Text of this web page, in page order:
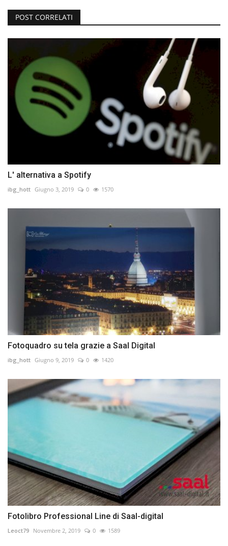
POST CORRELATI
L' alternativa a Spotify
ibg_hott Giugno 3, 2019 0 1570
Fotoquadro su tela grazie a Saal Digital
ibg_hott Giugno 9, 2019 0 1420
Fotolibro Professional Line di Saal-digital
Leoct79 Novembre 2, 2019 0 1589